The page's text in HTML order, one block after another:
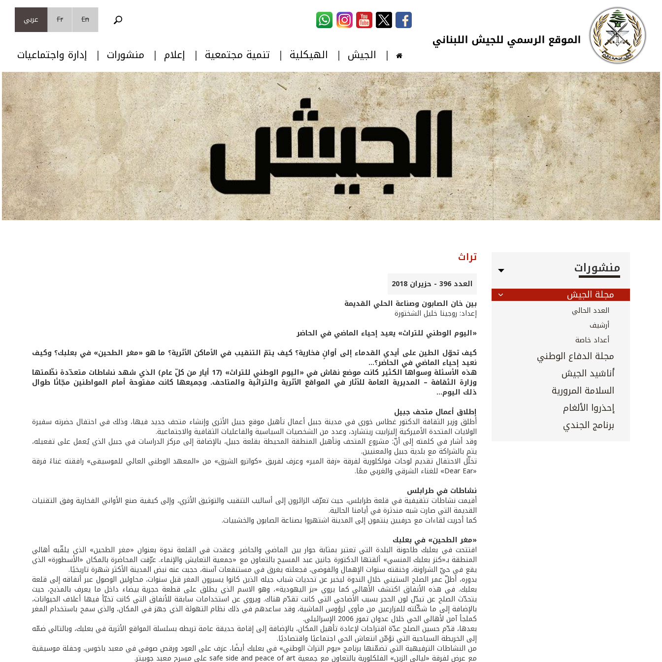
تجاوز إلى المحتوى الرئيسي
Skip to navigation
En
Fr عربي
الجيش الهيكلية تنمية مجتمعية إعلام منشورات إدارة واجتماعيات
منشورات
مجلة الجيش
العدد الحالي
أرشيف
أعداد خاصة
مجلة الدفاع الوطني
أناشيد الجيش
السلامة المرورية
إحذروا الألغام
برنامج الجندي
تراث
العدد 396 - حزيران 2018
بين خان الصابون وصناعة الحلي القديمة
إعداد: روجينا خليل الشختورة
«اليوم الوطني للتراث» يعيد إحياء الماضي في الحاضر
كيف تحوّل الطين على أيدي القدماء إلى أوانٍ فخارية؟ كيف يتمّ التنقيب في الأماكن الأثرية؟ ما هو «مغر الطحين» في بعلبك؟ وكيف
نعيد إحياء الماضي في الحاضر؟...
هذه الأسئلة وسواها الكثير كانت موضع نقاش في «اليوم الوطني للتراث» (17 أيار من كلّ عام) الذي شهد نشاطات متعدّدة نظّمتها
وزارة الثقافة – المديرية العامة للآثار في المواقع الأثرية والتراثية والمتاحف. وجميعها كانت مفتوحة أمام المواطنين مجّانًا طوال
ذلك اليوم...
إطلاق أعمال متحف جبيل
أطلق وزير الثقافة الدكتور غطاس خوري في مدينة جبيل أعمال تأهيل موقع جبيل الأثري وإنشاء متحف جديد فيها، وذلك في احتفال حضرته سفيرة
الولايات المتحدة الأميركية إليزابيت ريتشارد، وعدد من الشخصيات السياسية والفاعليات الثقافية والاجتماعية.
وقد أشار في كلمته إلى أنّ: مشروع المتحف وتأهيل المنطقة المحيطة بقلعة جبيل، بالإضافة إلى مركز الدراسات في جبيل الذي يُعمل على تفعيله،
يتم بالشراكة مع بلدية جبيل والمعنيين.
تخلّل الاحتفال تقديم لوحات فولكلورية لفرقة «زفة المير» وعزف لفريق «كواترو الشرق» من «المعهد الوطني العالي للموسيقى» رافقته غناءً فرقة
«Dear Ear» للغناء الشرقي والغربي معًا.
نشاطات في طرابلس
أقيمت نشاطات تثقيفية في قلعة طرابلس، حيث تعرّف الزائرون إلى أساليب التنقيب والتوثيق الأثري، وإلى كيفية صنع الأواني الفخارية وفق التقنيات
القديمة التي صارت شبه مندثرة في أيامنا الحالية.
كما أجريت لقاءات مع حرفيين ينتمون إلى المدينة اشتهروا بصناعة الصابون والخشبيات.
«مغر الطحين» في بعلبك
افتتحت في بعلبك طاحونة البلدة التي تعتبر بمثابة حوار بين الماضي والحاضر. وعقدت في القلعة ندوة بعنوان «مغر الطحين» الذي يلقّبه أهالي
المنطقة بـ«كنز بعلبك المنسي» ألقتها الدكتورة جانين عبد المسيح بالتعاون مع «جمعية التعايش والإنماء. عرّفت المحاضرة بالمكان «الأسطورة» الذي
يقع في حيّ الشراونة، وخنقته سنوات الإهمال والفوضى، فجعلته يغرق في مستنقعات آسنة، حجبت عنه نبض المدينة الأكثر شهرة تاريخيًا.
بدوره، أطلّ عمر الصلح الستيني خلال الندوة ليخبر عن تحديات شباب جيله الذين كانوا يسبرون المغر قبل سنوات، محاولين الوصول عبر أنفاقه إلى قلعة
بعلبك. في هذه الأنفاق اكتشف الأهالي كما يروي «بز اليهودية»، وهو الاسم الذي يطلق على قطعة حجرية بيضاء داخل ما يعرف بالمذبح، حيث
يتحدّث الصلح عن تبدّل لون الحجر بسبب الأضاحي التي كانت تقدّم هناك. ويروي عن استخدامات سابقة للأنفاق التي كانت تخبّأ فيها أعلاف الحيوانات،
بالإضافة إلى ما شكّلته للمزارعين من مأوى لرؤوس الماشية، وقد ساعدهم في ذلك نظام التهوئة الذي جهز في المكان، والذي سمح باستخدام المغر
كملجأ آمن لأهالي الحي خلال عدوان تموز 2006 الإسرائيلي.
بعدها، قدّم حسين الصلح عدّة اقتراحات لإعادة تأهيل المكان، بالإضافة إلى إقامة حديقة عامة تربطه بسلسلة المواقع الأثرية في بعلبك، وبالتالي ضمّه
إلى الخريطة السياحية التي تؤمّن انتعاش الحي اجتماعيًا واقتصاديًا.
من النشاطات الترفيهية التي تضمّنها برنامج «يوم التراث الوطني» في بعلبك أيضًا، عزف على العود ورقص صوفي في معبد باخوس، وحفلة موسيقية
مع عرض لفرقة «ليالي الزين» الفلكلورية بالتعاون مع جمعية safe side and peace of art على مسرح معبد جوبيتر.